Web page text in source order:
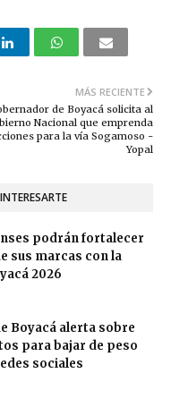
MÁS RECIENTE
de Boyacá solicita al
Nacional que emprenda
para la vía Sogamoso -
Yopal
podrán fortalecer
sus marcas con la
2026
Boyacá alerta sobre
para bajar de peso
sociales